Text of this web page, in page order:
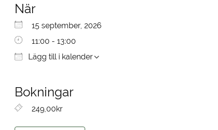
När
15 september, 2026
11:00 - 13:00
Lägg till i kalender
Ladda ner ICS
Bokningar
249,00kr